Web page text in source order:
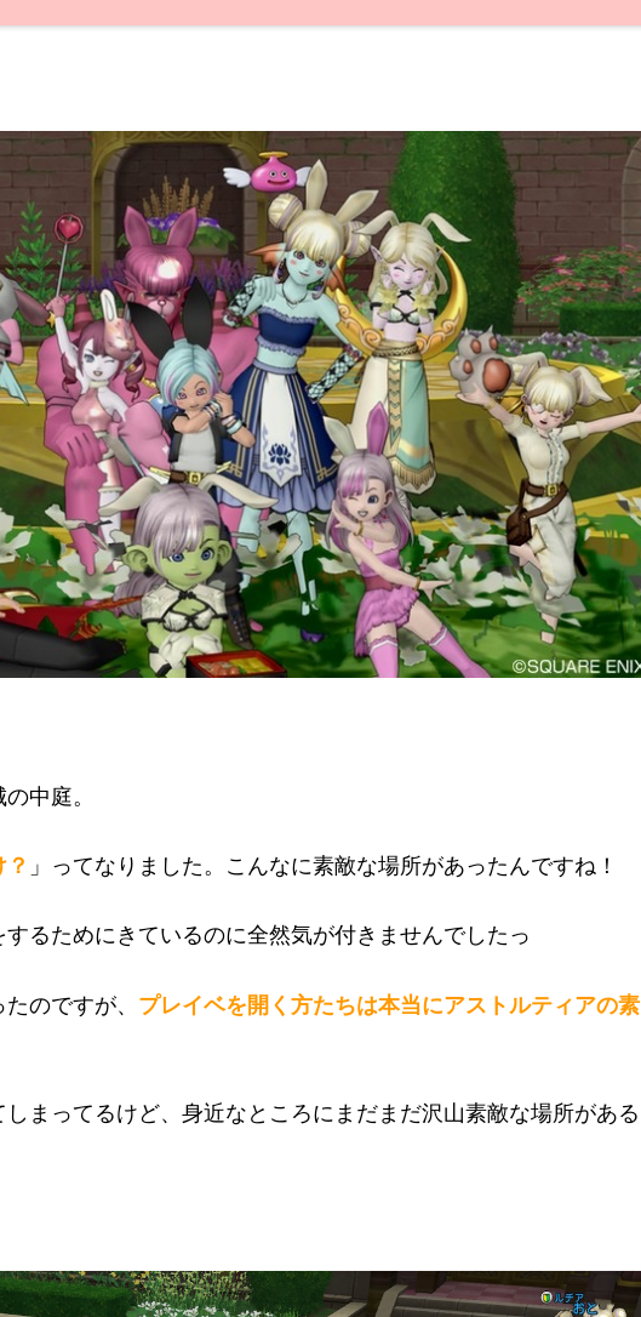
中庭。
」ってなりました。こんなに素敵な場所があったんですね！
するためにきているのに全然気が付きませんでしたっ
のですが、 プレイベを開く方たちは本当にアストルティアの素
まってるけど、身近なところにまだまだ沢山素敵な場所がある